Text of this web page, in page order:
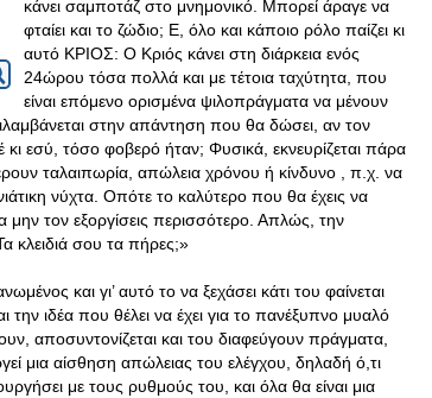
κάνει σαμποτάζ στο μνημονικό. Μπορεί άραγε να
φταίει και το ζώδιο; Ε, όλο και κάποιο ρόλο παίζει κι
αυτό ΚΡΙΟΣ: Ο Κριός κάνει στη διάρκεια ενός
24ώρου τόσα πολλά και με τέτοια ταχύτητα, που
είναι επόμενο ορισμένα ψιλοπράγματα να μένουν
στην απάντηση που θα δώσει, αν τον
εσύ, τόσο φοβερό ήταν; Φυσικά, εκνευρίζεται πάρα
ταλαιπωρία, απώλεια χρόνου ή κίνδυνο , π.χ. να
νύχτα. Οπότε το καλύτερο που θα έχεις να
μην τον εξοργίσεις περισσότερο. Απλώς, την
κλειδιά σου τα πήρες;»
και γι’ αυτό το να ξεχάσει κάτι του φαίνεται
ιδέα που θέλει να έχει για το πανέξυπνο μυαλό
αποσυντονίζεται και του διαφεύγουν πράγματα,
μια αίσθηση απώλειας του ελέγχου, δηλαδή ό,τι
με τους ρυθμούς του, και όλα θα είναι μια